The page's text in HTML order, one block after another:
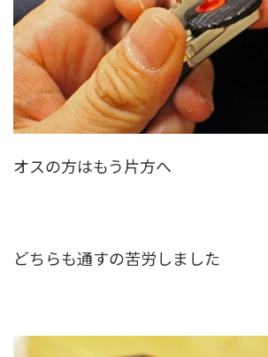
オスの方はもう片方へ
どちらも通すの苦労しました